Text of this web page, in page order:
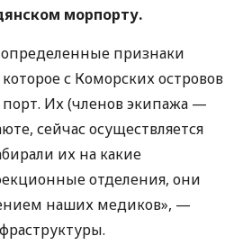
морпорту.
признаки
с Коморских островов
Их (членов экипажа —
сейчас осуществляется
их на какие
отделения, они
наших медиков», —